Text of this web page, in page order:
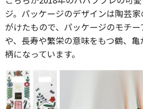
ジ。パッケージのデザインは陶芸
がけたもので、パッケージのモチ
や、長寿や繁栄の意味をもつ鶴、
柄になっています。